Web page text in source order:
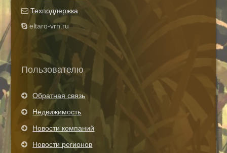
Техподдержка
eltaro-vrn.ru
Пользователю
Обратная связь
Недвижимость
Новости компаний
Новости регионов